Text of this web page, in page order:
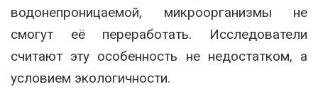
водонепроницаемой, микроорганизмы не
смогут её переработать. Исследователи
считают эту особенность не недостатком, а
условием экологичности.